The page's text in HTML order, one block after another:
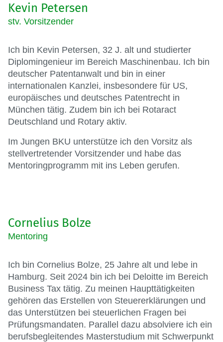
Kevin Petersen
stv. Vorsitzender
Ich bin Kevin Petersen, 32 J. alt und studierter
Diplomingenieur im Bereich Maschinenbau. Ich bin
deutscher Patentanwalt und bin in einer
internationalen Kanzlei, insbesondere für US,
europäisches und deutsches Patentrecht in
München tätig. Zudem bin ich bei Rotaract
Deutschland und Rotary aktiv.
Im Jungen BKU unterstütze ich den Vorsitz als
stellvertretender Vorsitzender und habe das
Mentoringprogramm mit ins Leben gerufen.
Cornelius Bolze
Mentoring
Ich bin Cornelius Bolze, 25 Jahre alt und lebe in
Hamburg. Seit 2024 bin ich bei Deloitte im Bereich
Business Tax tätig. Zu meinen Haupttätigkeiten
gehören das Erstellen von Steuererklärungen und
das Unterstützen bei steuerlichen Fragen bei
Prüfungsmandaten. Parallel dazu absolviere ich ein
berufsbegleitendes Masterstudium mit Schwerpunkt